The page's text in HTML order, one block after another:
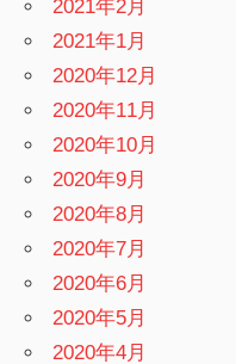
2021年2月
2021年1月
2020年12月
2020年11月
2020年10月
2020年9月
2020年8月
2020年7月
2020年6月
2020年5月
2020年4月